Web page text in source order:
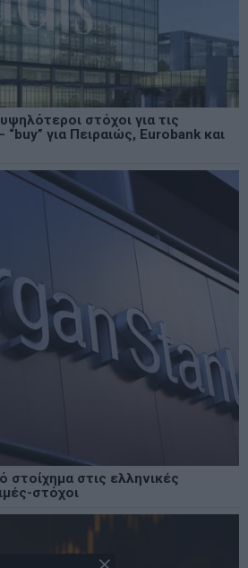
στόχοι για τις
για Πειραιώς, Eurobank και
στοίχημα στις ελληνικές
στόχοι